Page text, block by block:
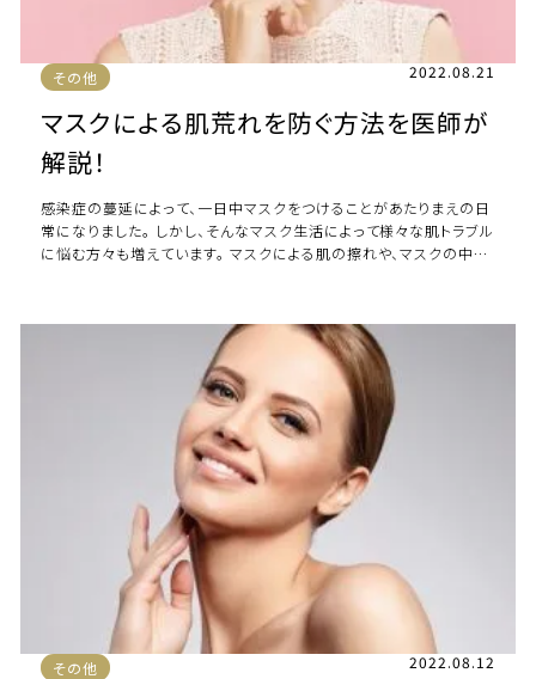
その他 2022.08.21
マスクによる肌荒れを防ぐ方法を医師が
解説！
感染症の蔓延によって、一日中マスクをつけることがあたりまえの日
常になりました。 しかし、そんなマスク生活によって様々な肌トラブル
に悩む方々も増えています。 マスクによる肌の擦れや、マスクの中の
その他 2022.08.12